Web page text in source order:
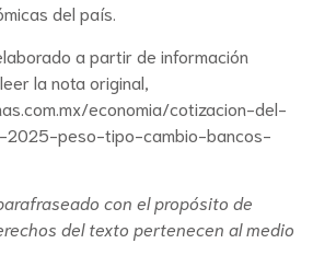
del país.
a partir de información
leer la nota original,
economia/cotizacion-del-
peso-tipo-cambio-bancos-
con el propósito de
del texto pertenecen al medio